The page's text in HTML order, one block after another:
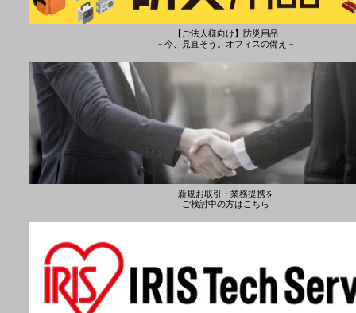
【ご法人様向け】防災用品
－今、見直そう。オフィスの備え－
新規お取引・業務提携を
ご検討中の方はこちら